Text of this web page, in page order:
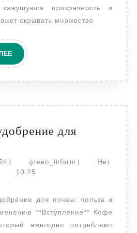
выявляет
прозрачность и
скрывать множество
ЧИТАТЬ
ДАЛЕЕ
для
16
июля
| green_inform green_inform
|
Нет
10:25
для почвы: польза и
**Вступление** Кофе
ежегодно потребляют